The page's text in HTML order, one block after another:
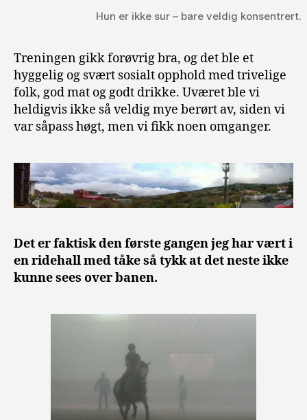
Hun er ikke sur – bare veldig konsentrert.
Treningen gikk forøvrig bra, og det ble et
hyggelig og svært sosialt opphold med trivelige
folk, god mat og godt drikke. Uværet ble vi
heldigvis ikke så veldig mye berørt av, siden vi
var såpass høgt, men vi fikk noen omganger.
Det er faktisk den første gangen jeg har vært i
en ridehall med tåke så tykk at det neste ikke
kunne sees over banen.